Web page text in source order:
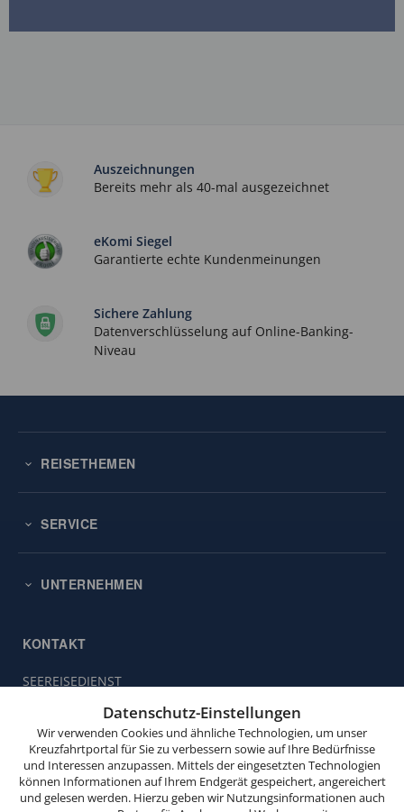
Auszeichnungen
Bereits mehr als 40-mal ausgezeichnet
eKomi Siegel
Garantierte echte Kundenmeinungen
Sichere Zahlung
Datenverschlüsselung auf Online-Banking-
Niveau
REISETHEMEN
SERVICE
UNTERNEHMEN
KONTAKT
SEEREISEDIENST
47119 Duisburg
Buchungsservice:0203 / 30 98 00
(Mo. bis Fr. von 9.00 bis 18.00 Uhr,
Sa. von 10.00 bis 15.00 Uhr,
So. von 10.00 bis 13.00 Uhr,
Diese
verwendet
Cookies.
Wenn
Sie
weitersurfen,
Datenschutz-Einstellungen
Wir verwenden Cookies und ähnliche Technologien, um unser
Kreuzfahrtportal für Sie zu verbessern sowie auf Ihre Bedürfnisse
und Interessen anzupassen. Mittels der eingesetzten Technologien
können Informationen auf Ihrem Endgerät gespeichert, angereichert
und gelesen werden. Hierzu geben wir Nutzungsinformationen auch